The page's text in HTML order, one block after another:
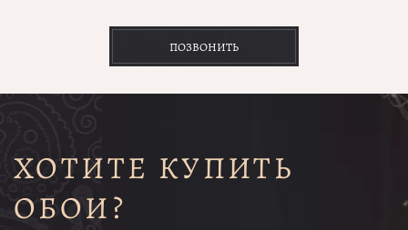
ПОЗВОНИТЬ
ХОТИТЕ КУПИТЬ
ОБОИ?